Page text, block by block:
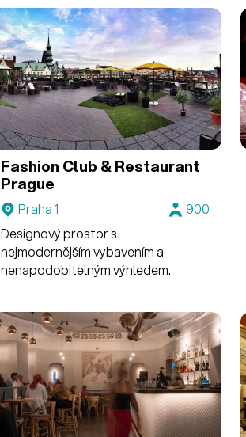
Fashion Club & Restaurant
Prague
Praha 1
900
Designový prostor s
nejmodernějším vybavením a
nenapodobitelným výhledem.